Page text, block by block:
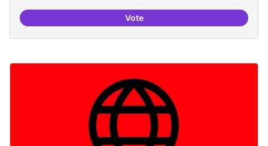
VoteDinamització de la participació